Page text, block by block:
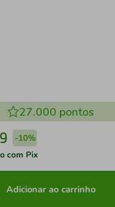
27.000 pontos
-10%
com Pix
Adicionar ao carrinho